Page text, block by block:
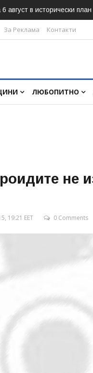
август в исторически план
За Реклама Контакти
ЛЮБОПИТНО
не
19:21 EET 0 Comments